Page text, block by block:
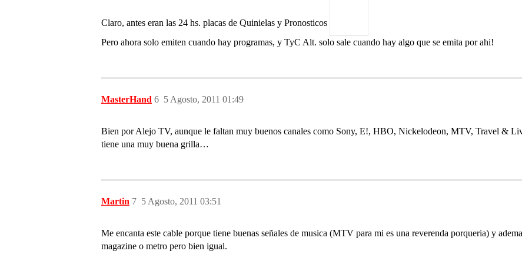
Claro, antes eran las 24 hs. placas de Quinielas y Pronosticos
Pero ahora solo emiten cuando hay programas, y TyC Alt. solo sale cuando hay algo que se emita por ahi!
MasterHand 5 Agosto, 2011 01:49
6
Bien por Alejo TV, aunque le faltan muy buenos canales como Sony, E!, HBO, Nickelodeon, MTV, Travel &
tiene una muy buena grilla…
Martin 5 Agosto, 2011 03:51
7
Me encanta este cable porque tiene buenas señales de musica (MTV para mi es una reverenda porqueria) y
magazine o metro pero bien igual.